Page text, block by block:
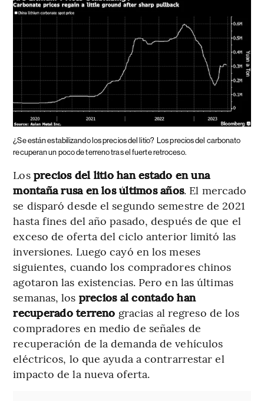
¿Se están estabilizando los precios del litio? Los precios del carbonato
recuperan un poco de terreno tras el fuerte retroceso.
Los precios del litio han estado en una
montaña rusa en los últimos años. El mercado
se disparó desde el segundo semestre de 2021
hasta fines del año pasado, después de que el
exceso de oferta del ciclo anterior limitó las
inversiones. Luego cayó en los meses
siguientes, cuando los compradores chinos
agotaron las existencias. Pero en las últimas
semanas, los precios al contado han
recuperado terreno gracias al regreso de los
compradores en medio de señales de
recuperación de la demanda de vehículos
eléctricos, lo que ayuda a contrarrestar el
impacto de la nueva oferta.